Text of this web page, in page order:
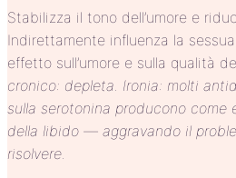
Stabilizza il tono dell’umore e
Indirettamente influenza la
effetto sull’umore e sulla qualità
cronico: depleta. Ironia: molti
sulla serotonina producono come
della libido — aggravando il
risolvere.